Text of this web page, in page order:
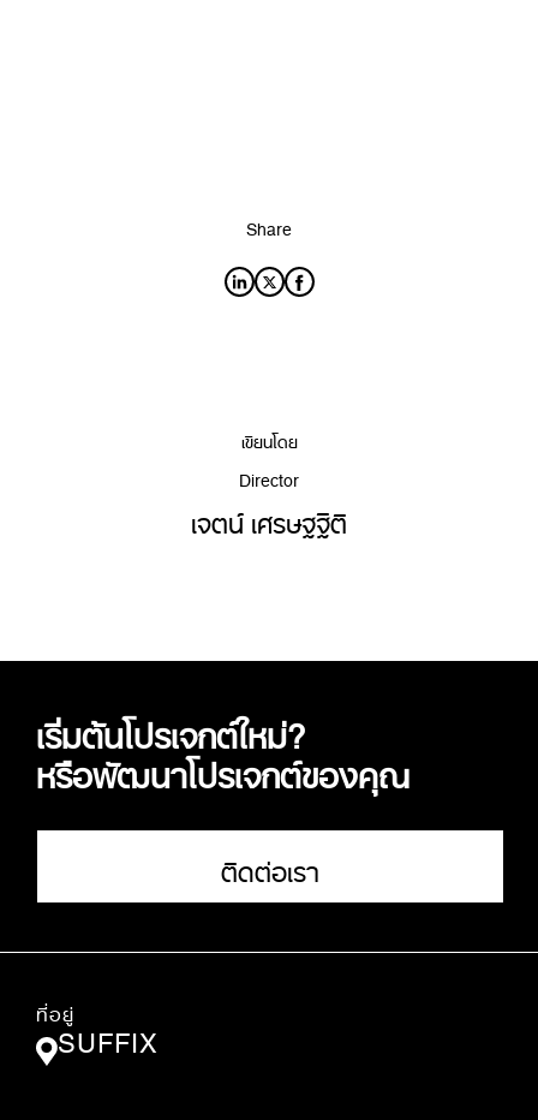
Share
เขียนโดย
Director
เจตน์ เศรษฐฐิติ
เริ่มต้นโปรเจกต์ใหม่?
หรือพัฒนาโปรเจกต์ของคุณ
ติดต่อเรา
ที่อยู่
SUFFIX